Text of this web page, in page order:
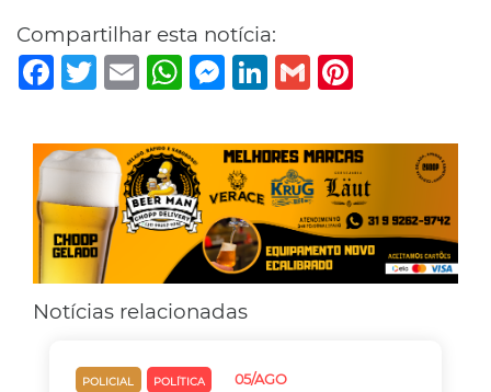
Compartilhar esta notícia:
Facebook
TwitterEmail WhatsAppMessenger
LinkedIn
Gmail
Notícias relacionadas
POLICIAL POLÍTICA 05/AGO